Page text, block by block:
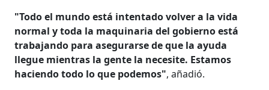
"Todo el mundo está intentado volver a la vida
normal y toda la maquinaria del gobierno está
trabajando para asegurarse de que la ayuda
llegue mientras la gente la necesite. Estamos
haciendo todo lo que podemos", añadió.